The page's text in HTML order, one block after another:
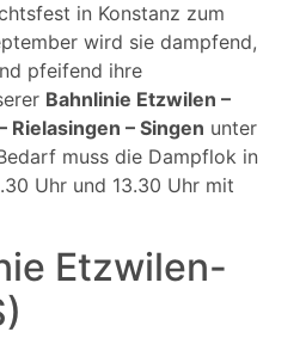
in Konstanz zum
wird sie dampfend,
pfeifend ihre
Bahnlinie Etzwilen –
Rielasingen – Singen unter
muss die Dampflok in
Uhr und 13.30 Uhr mit
Etzwilen-